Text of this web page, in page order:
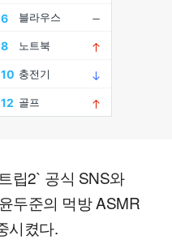
립2` 공식 SNS와
두준의 먹방 ASMR
시켰다.